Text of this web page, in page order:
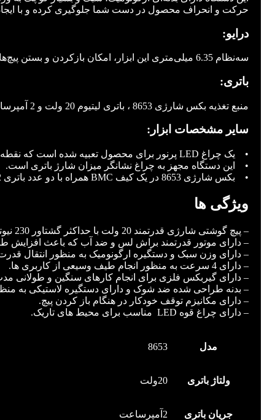
حرکت و انحراف محصول در دست شما جلوگیری کرده و با
درایو:
سه‌نظام 6.35 میلی‌متری این ابزار، امکان بازکردن و بستن پیچ‌‌های استاندارد با اندازه حداکثر M10 و پیچ‌‌های سفت یا آسیب‌دیده با اندازه حداکثر M8 را فراهم می‌کند.
باتری:
منبع تغذیه بکس شارژی 8653 ، باتری لیتیوم 20 ولت و 2 آمپرساعتی از سری 86 رونیکس است.
سایر مشخصات ابزار:
• یک چراغ LED پرنور برای محصول تعبیه شده است که نقطه پیچ‌کاری را در محیط‌‌های تاریک، روشن می‌‌کند تا فعالیت کاربر به دقت انجام شود.
• این دستگاه مجهز به چراغ نشانگر میزان شارژ باتری است.
• بکس شارژی 8653 در یک کیف BMC همراه با دو عدد باتری 2 آمپر ساعت و یک عدد شارژر 2 آمپر به بازار ابزار ایران عرضه می‌‌شود.
ویژگی ها
– پیچ گوشتی شارژی قدرتمند 20 ولت با حداکثر گشتاور 230 نیوتن بر متر مختلف جهت کاربری های مختلف
– دارای موتور قدرتمند براش لس و ضد آب که باعث افزایش
– دارای وزن سبک و دستگیره ارگونومیک به منظور انتقال
– دارای 4 سرعت به منظور انجام طیف وسیعی از کاربری ها.
– دارای گیربکس فلزی برای انجام کارهای سنگین و طولانی
– بدنه طراحی شده ضد شوک و دارای دستگیره لاستیکی به
– دارای مکانیزم توقف خودکار در هنگام باز کردن پیچ.
– دارای چراغ قوه LED مناسب برای محیط های تاریک.
مدل 8653
ولتاژ باتری 20ولت
جریان باتری 2آمپرساعت